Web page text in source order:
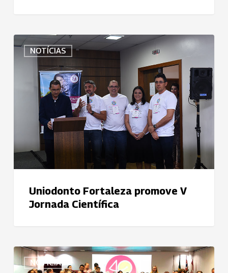
NOTÍCIAS
Uniodonto
Fortaleza
promove
Jornada
Científica
Uniodonto Fortaleza promove V
Jornada Científica
NOTÍCIAS
Uniodonto
Campinas